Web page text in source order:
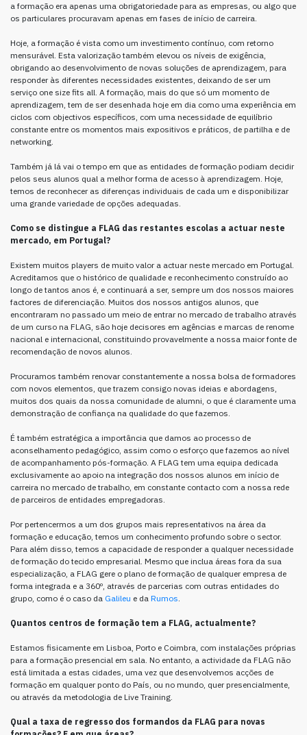
a formação era apenas uma obrigatoriedade para as empresas, ou algo que
os particulares procuravam apenas em fases de início de carreira.
Hoje, a formação é vista como um investimento contínuo, com retorno
mensurável. Esta valorização também elevou os níveis de exigência,
obrigando ao desenvolvimento de novas soluções de aprendizagem, para
responder às diferentes necessidades existentes, deixando de ser um
serviço one size fits all. A formação, mais do que só um momento de
aprendizagem, tem de ser desenhada hoje em dia como uma experiência em
ciclos com objectivos específicos, com uma necessidade de equilíbrio
constante entre os momentos mais expositivos e práticos, de partilha e de
networking.
Também já lá vai o tempo em que as entidades de formação podiam decidir
pelos seus alunos qual a melhor forma de acesso à aprendizagem. Hoje,
temos de reconhecer as diferenças individuais de cada um e disponibilizar
uma grande variedade de opções adequadas.
Como se distingue a FLAG das restantes escolas a actuar neste
mercado, em Portugal?
Existem muitos players de muito valor a actuar neste mercado em Portugal.
Acreditamos que o histórico de qualidade e reconhecimento construído ao
longo de tantos anos é, e continuará a ser, sempre um dos nossos maiores
factores de diferenciação. Muitos dos nossos antigos alunos, que
encontraram no passado um meio de entrar no mercado de trabalho através
de um curso na FLAG, são hoje decisores em agências e marcas de renome
nacional e internacional, constituindo provavelmente a nossa maior fonte de
recomendação de novos alunos.
Procuramos também renovar constantemente a nossa bolsa de formadores
com novos elementos, que trazem consigo novas ideias e abordagens,
muitos dos quais da nossa comunidade de alumni, o que é claramente uma
demonstração de confiança na qualidade do que fazemos.
É também estratégica a importância que damos ao processo de
aconselhamento pedagógico, assim como o esforço que fazemos ao nível
de acompanhamento pós-formação. A FLAG tem uma equipa dedicada
exclusivamente ao apoio na integração dos nossos alunos em início de
carreira no mercado de trabalho, em constante contacto com a nossa rede
de parceiros de entidades empregadoras.
Por pertencermos a um dos grupos mais representativos na área da
formação e educação, temos um conhecimento profundo sobre o sector.
Para além disso, temos a capacidade de responder a qualquer necessidade
de formação do tecido empresarial. Mesmo que inclua áreas fora da sua
especialização, a FLAG gere o plano de formação de qualquer empresa de
forma integrada e a 360º, através de parcerias com outras entidades do
grupo, como é o caso da Galileu e da Rumos.
Quantos centros de formação tem a FLAG, actualmente?
Estamos fisicamente em Lisboa, Porto e Coimbra, com instalações próprias
para a formação presencial em sala. No entanto, a actividade da FLAG não
está limitada a estas cidades, uma vez que desenvolvemos acções de
formação em qualquer ponto do País, ou no mundo, quer presencialmente,
ou através da metodologia de Live Training.
Qual a taxa de regresso dos formandos da FLAG para novas